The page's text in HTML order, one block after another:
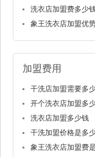
洗衣店加盟费多少
象王洗衣店加盟优
加盟费用
干洗店加盟需要多
开个洗衣店加盟多
洗衣店加盟多少钱
干洗加盟价格是多
象王洗衣店加盟费